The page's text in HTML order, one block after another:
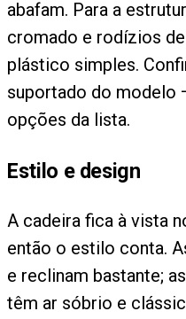
abafam. Para a
cromado e rodízios
plástico simples.
suportado do modelo
opções da lista.
Estilo e design
A cadeira fica à vista
então o estilo conta.
e reclinam bastante;
têm ar sóbrio e